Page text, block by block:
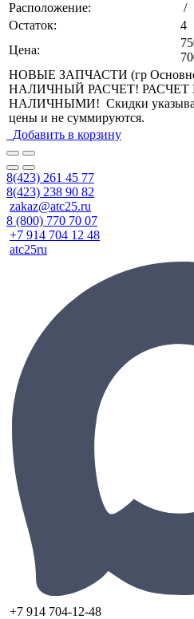
Расположение:
/
Остаток:
4
Цена:
НОВЫЕ ЗАПЧАСТИ (гр
НАЛИЧНЫЙ РАСЧЕТ!
НАЛИЧНЫМИ! Скидки
цены и не суммируются.
Добавить в корзину
8(423) 261 45 77
8(423) 238 90 82
zakaz@atc25.ru
8 (800) 770 70 07
+7 914 704 12 48
atc25ru
+7 914 704-12-48